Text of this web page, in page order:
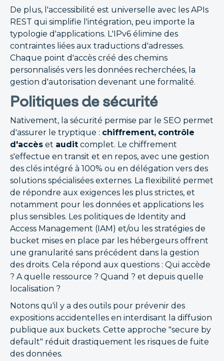
De plus, l'accessibilité est universelle avec les APIs
REST qui simplifie l'intégration, peu importe la
typologie d'applications. L'IPv6 élimine des
contraintes liées aux traductions d'adresses.
Chaque point d'accès créé des chemins
personnalisés vers les données recherchées, la
gestion d'autorisation devenant une formalité.
Politiques de sécurité
Nativement, la sécurité permise par le SEO permet
d'assurer le tryptique : chiffrement, contrôle
d'accès et audit complet. Le chiffrement
s'effectue en transit et en repos, avec une gestion
des clés intégré à 100% ou en délégation vers des
solutions spécialisées externes. La flexibilité permet
de répondre aux exigences les plus strictes, et
notamment pour les données et applications les
plus sensibles. Les politiques de Identity and
Access Management (IAM) et/ou les stratégies de
bucket mises en place par les hébergeurs offrent
une granularité sans précédent dans la gestion
des droits. Cela répond aux questions : Qui accède
? A quelle ressource ? Quand ? et depuis quelle
localisation ?
Notons qu'il y a des outils pour prévenir des
expositions accidentelles en interdisant la diffusion
publique aux buckets. Cette approche "secure by
default" réduit drastiquement les risques de fuite
des données.